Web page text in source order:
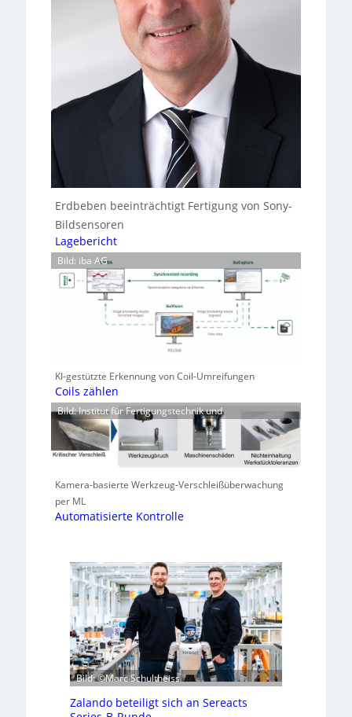
Erdbeben beeinträchtigt Fertigung von Sony-
Bildsensoren
Lagebericht
Bild: iba AG
KI-gestützte Erkennung von Coil-Umreifungen
Coils zählen
Bild: Institut für Fertigungstechnik und
Kamera-basierte Werkzeug-Verschleißüberwachung
per ML
Automatisierte Kontrolle
Bild: ©Marc Schultheiss
Zalando beteiligt sich an Sereacts